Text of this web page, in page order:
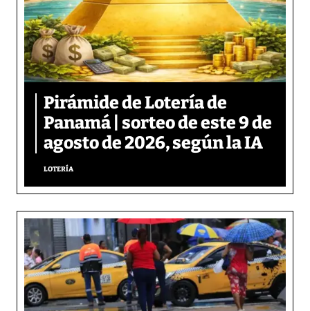
Pirámide de Lotería de
Panamá | sorteo de este 9 de
agosto de 2026, según la IA
LOTERÍA